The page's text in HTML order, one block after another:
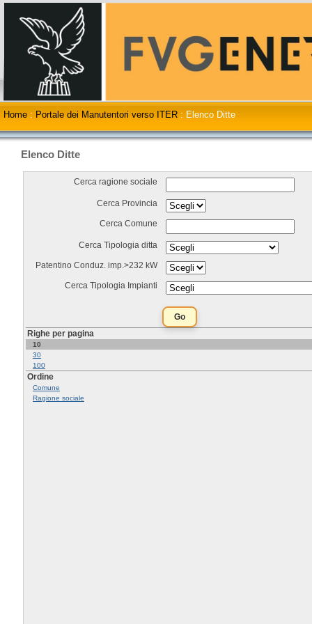
Home : Portale dei Manutentori verso ITER : Elenco Ditte
Elenco Ditte
Cerca ragione sociale
Cerca Provincia
Cerca Comune
Cerca Tipologia ditta
Patentino Conduz. imp.>232 kW
Cerca Tipologia Impianti
Righe per pagina
10
30
100
Ordine
Comune
Ragione sociale